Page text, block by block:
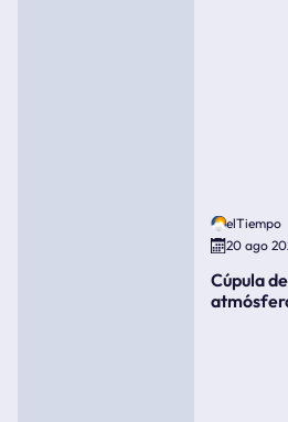
elTiempo
20 ago
Cúpula